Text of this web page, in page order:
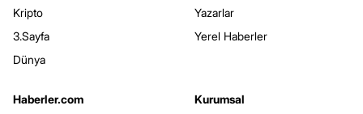
Kripto
3.Sayfa
Dünya
Yazarlar
Yerel Haberler
Haberler.com
Kurumsal